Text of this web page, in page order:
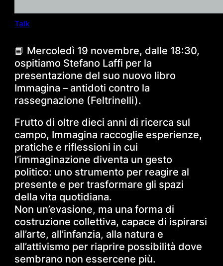
Talk
📘 Mercoledì 19 novembre, dalle 18:30,
ospitiamo Stefano Laffi per la
presentazione del suo nuovo libro
Immagina – antidoti contro la
rassegnazione (Feltrinelli).
Frutto di oltre dieci anni di ricerca sul
campo, Immagina raccoglie esperienze,
pratiche e riflessioni in cui
l’immaginazione diventa un gesto
politico: uno strumento per reagire al
presente e per trasformare gli spazi
della vita quotidiana.
Non un’evasione, ma una forma di
costruzione collettiva, capace di ispirarsi
all’arte, all’infanzia, alla natura e
all’attivismo per riaprire possibilità dove
sembrano non essercene più.